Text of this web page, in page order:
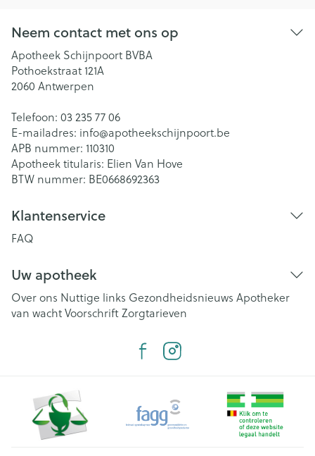
Neem contact met ons op
Apotheek Schijnpoort BVBA
Pothoekstraat 121A
2060 Antwerpen
Telefoon: 03 235 77 06
E-mailadres: info@apotheekschijnpoort.be
APB nummer: 110310
Apotheek titularis: Elien Van Hove
BTW nummer: BE0668692363
Klantenservice
FAQ
Uw apotheek
Over ons Nuttige links Gezondheidsnieuws Apotheker
van wachtVoorschriftZorgtarieven